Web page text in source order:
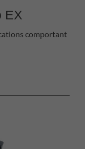
EX
comportant